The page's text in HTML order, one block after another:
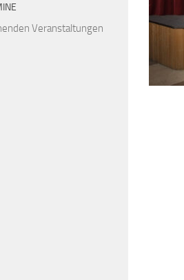
Veranstaltungen